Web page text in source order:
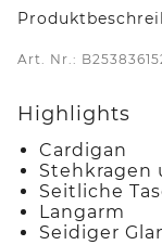
Art. Nr.:
Highlights
Cardigan
Stehkragen
Seitliche
Langarm
Seidiger